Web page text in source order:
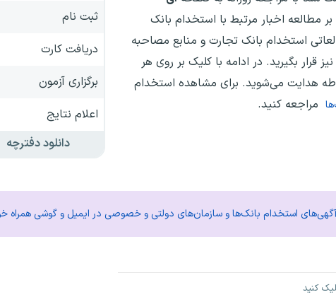
مطالعه اخبار مرتبط با استخدام‌ بانک
استخدام بانک تجارت و منابع مصاحبه
قرار بگیرید. در ادامه با کلیک بر روی هر
هدایت می‌شوید. برای مشاهده استخدام
مراجعه کنید.
ثبت نام
دریافت کارت
برگزاری آزمون
اعلام نتایج
دانلود دفترچه
آگهی‌های استخدام بانک‌ها و سازمان‌های دولتی و خصوصی در ایمیل و گوشی همراه
کنید